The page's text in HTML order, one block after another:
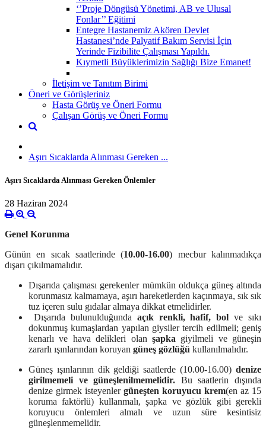
‘’Proje Döngüsü Yönetimi, AB ve Ulusal
Fonlar’’ Eğitimi
Entegre Hastanemiz Akören Devlet
Hastanesi’nde Palyatif Bakım Servisi İçin
Yerinde Fizibilite Çalışması Yapıldı.
Kıymetli Büyüklerimizin Sağlığı Bize Emanet!
İletişim ve Tanıtım Birimi
Öneri ve Görüşleriniz
Hasta Görüş ve Öneri Formu
Çalışan Görüş ve Öneri Formu
Aşırı Sıcaklarda Alınması Gereken ...
Aşırı Sıcaklarda Alınması Gereken Önlemler
28 Haziran 2024
Genel Korunma
Günün en sıcak saatlerinde (10.00-16.00) mecbur kalınmadıkça
dışarı çıkılmamalıdır.
Dışarıda çalışması gerekenler mümkün oldukça güneş altında
korunmasız kalmamaya, aşırı hareketlerden kaçınmaya, sık sık
tuz içeren sulu gıdalar almaya dikkat etmelidirler.
Dışarıda bulunulduğunda açık renkli, hafif, bolve sıkı
dokunmuş kumaşlardan yapılan giysiler tercih edilmeli; geniş
kenarlı ve hava delikleri olan şapka giyilmeli ve güneşin
zararlı ışınlarından koruyan güneş gözlüğü kullanılmalıdır.
Güneş ışınlarının dik geldiği saatlerde (10.00-16.00) denize
girilmemeli ve güneşlenilmemelidir. Bu saatlerin dışında
denize girmek isteyenler güneşten koruyucu krem(en az 15
koruma faktörlü) kullanmalı, şapka ve gözlük gibi gerekli
koruyucu önlemleri almalı ve uzun süre kesintisiz
güneşlenmemelidir.